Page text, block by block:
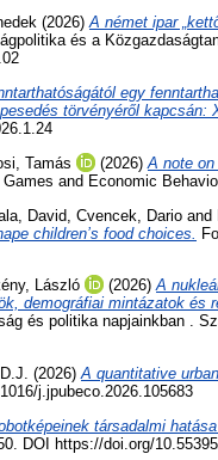
(2026)A német ipar
és a
egy
törvényéről kapcsán:
Tamás (2026) A note
Games and Economic
David Cvencek, Dario and
children’s food choices.
László (2026)A
demográfiai mintázatok és
és politika napjainkban .
(2026)A quantitative
j.jpubeco.2026.105683
társadalmi
DOI https://doi.org/